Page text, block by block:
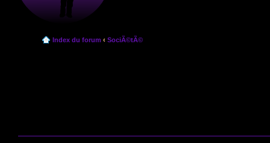
Index du forum ‹ SociÃ©tÃ©